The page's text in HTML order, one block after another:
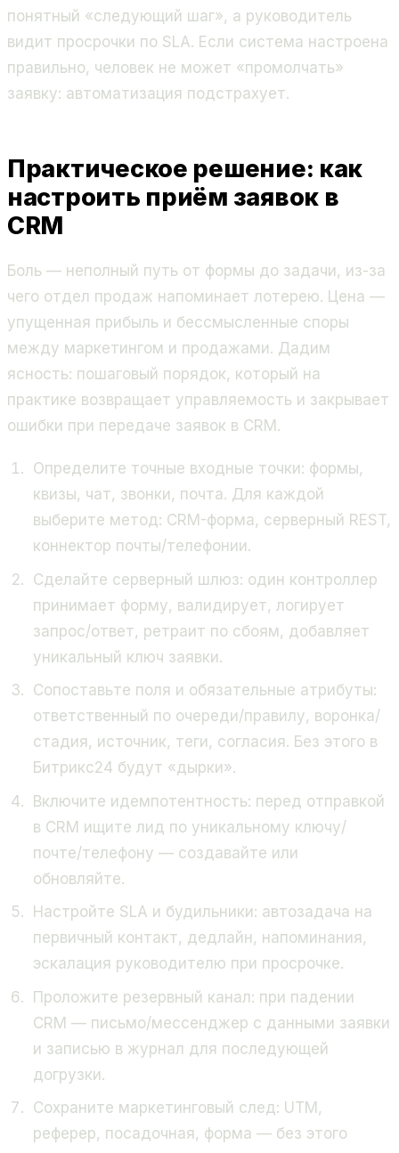
понятный «следующий шаг», а руководитель
видит просрочки по SLA. Если система настроена
правильно, человек не может «промолчать»
заявку: автоматизация подстрахует.
Практическое решение: как
настроить приём заявок в
CRM
Боль — неполный путь от формы до задачи, из-за
чего отдел продаж напоминает лотерею. Цена —
упущенная прибыль и бессмысленные споры
между маркетингом и продажами. Дадим
ясность: пошаговый порядок, который на
практике возвращает управляемость и закрывает
ошибки при передаче заявок в CRM.
Определите точные входные точки: формы,
квизы, чат, звонки, почта. Для каждой
выберите метод: CRM-форма, серверный REST,
коннектор почты/телефонии.
Сделайте серверный шлюз: один контроллер
принимает форму, валидирует, логирует
запрос/ответ, ретраит по сбоям, добавляет
уникальный ключ заявки.
Сопоставьте поля и обязательные атрибуты:
ответственный по очереди/правилу, воронка/
стадия, источник, теги, согласия. Без этого в
Битрикс24 будут «дырки».
Включите идемпотентность: перед отправкой
в CRM ищите лид по уникальному ключу/
почте/телефону — создавайте или
обновляйте.
Настройте SLA и будильники: автозадача на
первичный контакт, дедлайн, напоминания,
эскалация руководителю при просрочке.
Проложите резервный канал: при падении
CRM — письмо/мессенджер с данными заявки
и записью в журнал для последующей
догрузки.
Сохраните маркетинговый след: UTM,
реферер, посадочная, форма — без этого